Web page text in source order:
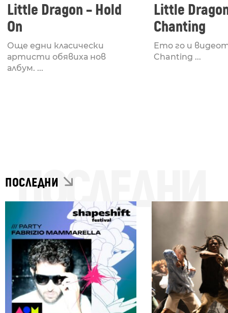
Little Dragon – Hold
On
Още едни класически
артисти обявиха нов
албум. ...
Little
Chanting
Ето го и
Chanting ...
ПОСЛЕДНИ
ПОСЛЕДНИ